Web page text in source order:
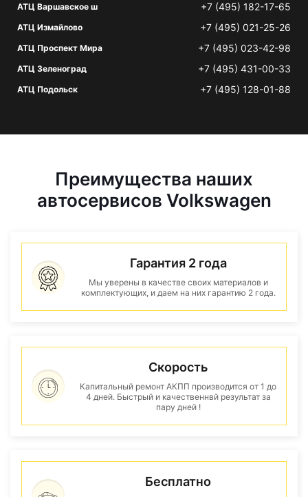
АТЦ Варшавское ш +7 (495) 182-17-65
АТЦ Измайлово +7 (495) 021-25-26
АТЦ Проспект Мира +7 (495) 023-42-98
АТЦ Зеленоград +7 (495) 431-00-33
АТЦ Подольск +7 (495) 128-01-88
Преимущества наших
автосервисов Volkswagen
Гарантия 2 года
Мы уверены в качестве своих материалов и
комплектующих, и даем на них гарантию 2 года.
Скорость
Капитальный ремонт АКПП производится от 1 до
4 дней. Быстрый и качественнвй результат за
пару дней !
Бесплатно